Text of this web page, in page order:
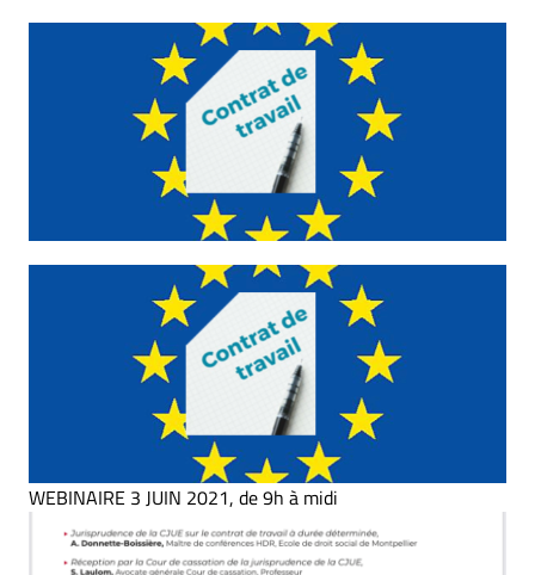
WEBINAIRE 3 JUIN 2021, de 9h à midi